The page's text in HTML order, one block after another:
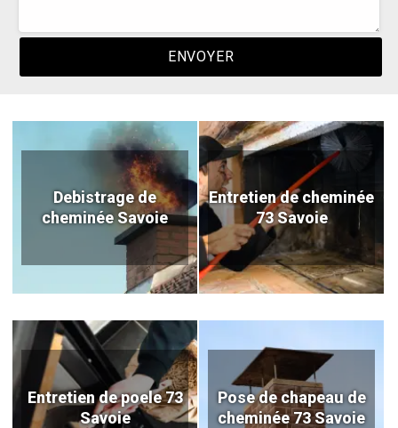
Debistrage de
cheminée Savoie
Entretien de cheminée
73 Savoie
Entretien de poele 73
Savoie
Pose de chapeau de
cheminée 73 Savoie